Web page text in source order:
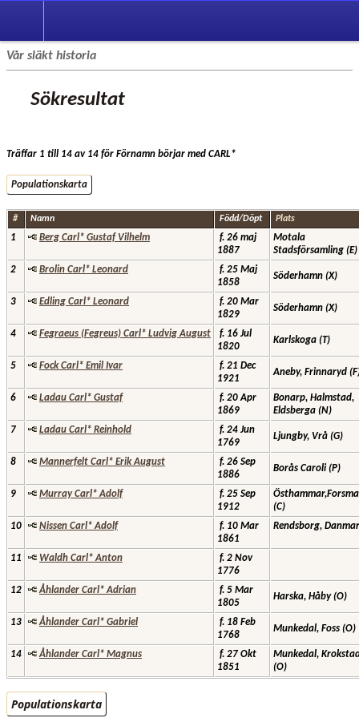
Vår släkt historia
Sökresultat
Träffar 1 till 14 av 14 för Förnamn börjar med CARL*
Populationskarta
# Namn Född/Döpt Plats
1 Berg Carl* Gustaf Vilhelm
f. 26 maj
1887
Motala
Stadsförsamling (E)
2
Brolin Carl* Leonard
f. 25 Maj
1858
Söderhamn (X)
3 Edling Carl* Leonard
f. 20 Mar
1829
Söderhamn (X)
4 Fegraeus (Fegreus) Carl* Ludvig August
f. 16 Jul
1820
Karlskoga (T)
5 Fock Carl* Emil Ivar
f. 21 Dec
1921
Aneby, Frinnaryd
6 Ladau Carl* Gustaf
f. 20 Apr
1869
Bonarp, Halmstad,
Eldsberga (N)
7
Ladau Carl* Reinhold
f. 24 Jun
1769
Ljungby, Vrå (G)
8 Mannerfelt Carl* Erik August
f. 26 Sep
1886
Borås Caroli (P)
9 Murray Carl* Adolf
f. 25 Sep
1912
(C)
10
Nissen Carl* Adolf
f. 10 Mar
1861
Rendsborg,
11 Waldh Carl* Anton
f. 2 Nov
1776
12
Åhlander Carl* Adrian
f. 5 Mar
1805
Harska, Håby (O)
13 Åhlander Carl* Gabriel
f. 18 Feb
1768
Munkedal, Foss (O)
14 Åhlander Carl* Magnus
f. 27 Okt
1851
Munkedal,
(O)
Populationskarta